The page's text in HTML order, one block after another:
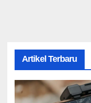
Artikel Terbaru